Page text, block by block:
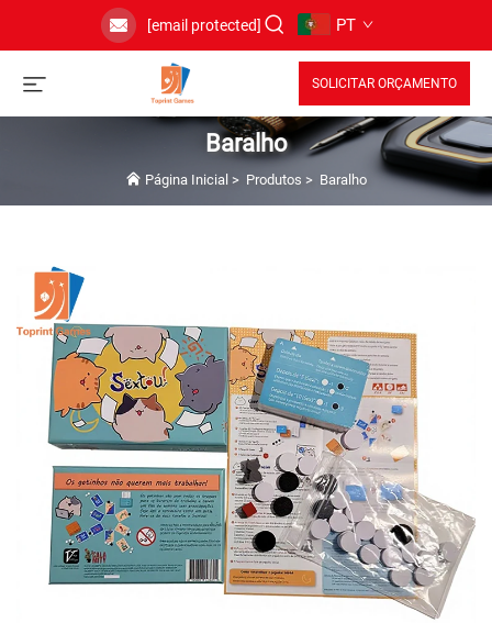
[email protected] PT
SOLICITAR ORÇAMENTO
Baralho
Página Inicial > Produtos > Baralho